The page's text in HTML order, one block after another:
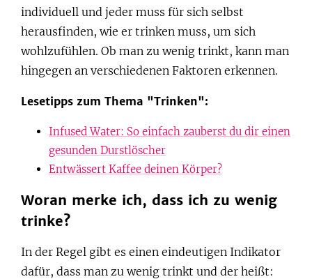
individuell und jeder muss für sich selbst
herausfinden, wie er trinken muss, um sich
wohlzufühlen. Ob man zu wenig trinkt, kann man
hingegen an verschiedenen Faktoren erkennen.
Lesetipps zum Thema "Trinken":
Infused Water: So einfach zauberst du dir einen
gesunden Durstlöscher
Entwässert Kaffee deinen Körper?
Woran merke ich, dass ich zu wenig
trinke?
In der Regel gibt es einen eindeutigen Indikator
dafür, dass man zu wenig trinkt und der heißt: